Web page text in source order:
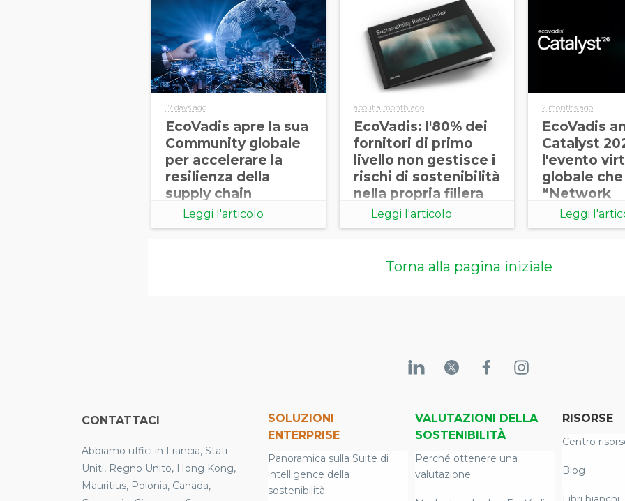
17 days ago
EcoVadis apre la sua
Community globale
per accelerare la
resilienza della
supply chain
Leggi l'articolo
about a month ago
EcoVadis: l'80% dei
fornitori di primo
livello non gestisce i
rischi di sostenibilità
nella propria filiera
Leggi l'articolo
2 months ago
EcoVadis
Catalyst
l'evento
globale
“Network
supply
Leggi
Torna alla pagina iniziale
CONTATTACI
Abbiamo uffici in Francia, Stati
Uniti, Regno Unito, Hong Kong,
Mauritius, Polonia, Canada,
SOLUZIONI
ENTERPRISE
Panoramica sulla Suite di
intelligence della
sostenibilità
VALUTAZIONI DELLA
SOSTENIBILITÀ
Perché ottenere una
valutazione
RISORSE
Centro
Blog